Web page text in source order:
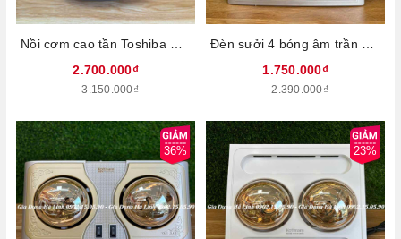
2.700.000₫
3.150.000₫
1.750.000₫
2.390.000₫
36% 23%